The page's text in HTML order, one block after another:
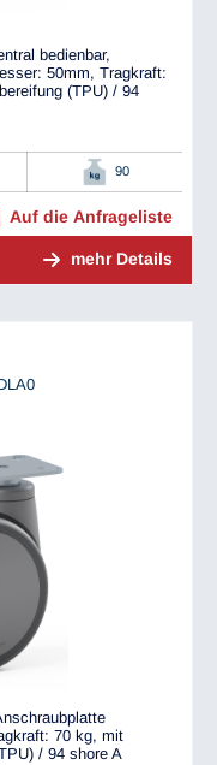
bedienbar,
50mm, Tragkraft:
(TPU) / 94
90
Auf die Anfrageliste
mehr Details
70 kg, mit
/ 94 shore A